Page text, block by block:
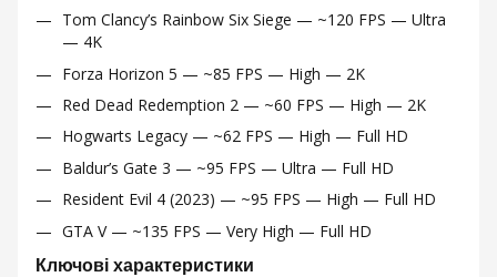
Tom Clancy’s Rainbow Six Siege — ~120 FPS — Ultra
— 4K
Forza Horizon 5 — ~85 FPS — High — 2K
Red Dead Redemption 2 — ~60 FPS — High — 2K
Hogwarts Legacy — ~62 FPS — High — Full HD
Baldur’s Gate 3 — ~95 FPS — Ultra — Full HD
Resident Evil 4 (2023) — ~95 FPS — High — Full HD
GTA V — ~135 FPS — Very High — Full HD
Ключові характеристики